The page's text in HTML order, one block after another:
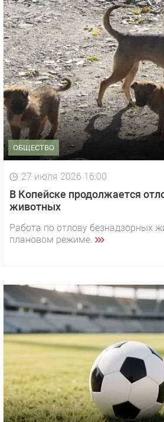
ОБЩЕСТВО
27 июля 2026 16:00
В Копейске продолжается
животных
Работа по отлову безнадзорных
плановом режиме.